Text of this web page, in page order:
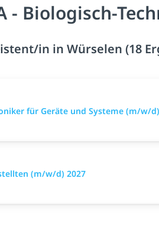
- Biologisch-
in in Würselen (18
für Geräte und Systeme (m/w/
(m/w/d) 2027